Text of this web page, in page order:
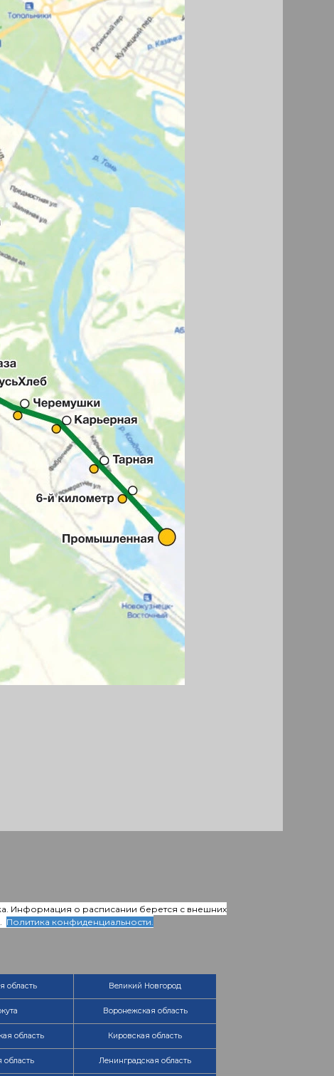
Информация о расписании берется с внешних
Политика конфиденциальности.
область Великий Новгород
Воронежская область
область Кировская область
область Ленинградская область